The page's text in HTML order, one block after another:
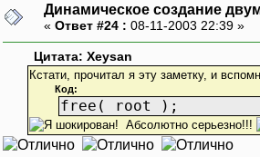
Динамическое создание
« Ответ #24 : 08-11-2003 22:39 »
Цитата: Xeysan
Кстати, прочитал я эту заметку, и
Код:
free( root );
Абсолютно серьезно!!!